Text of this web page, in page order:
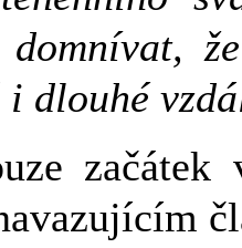
dlouhé
začátek